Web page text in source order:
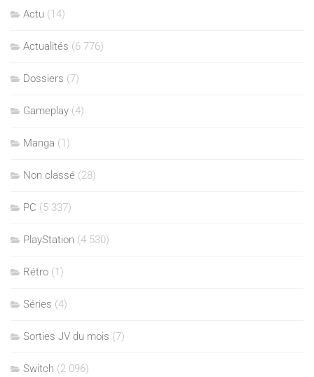
Actu (14)
Actualités (6 776)
Dossiers (7)
Gameplay (4)
Manga (1)
Non classé (28)
PC (5 337)
PlayStation (4 530)
Rétro (1)
Séries (4)
Sorties JV du mois (7)
Switch (2 096)